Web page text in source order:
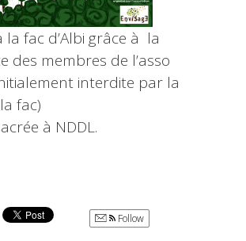
la fac d’Albi grâce à la
des membres de l’asso
interdite par la
fac)
à NDDL.
Follow